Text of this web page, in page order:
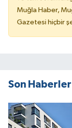
Muğla Haber,
Gazetesi hiçbir
Son Haberler